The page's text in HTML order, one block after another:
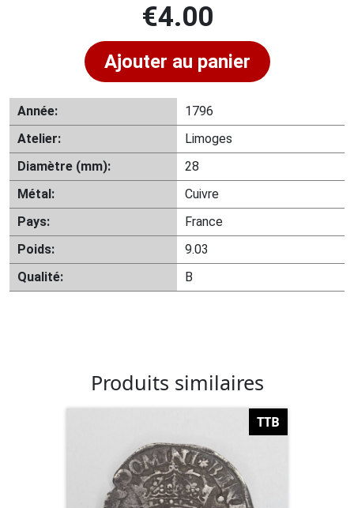
€4.00
Ajouter au panier
Année:
1796
Atelier:
Limoges
Diamètre (mm):
28
Métal:
Cuivre
Pays:
France
Poids:
9.03
Qualité:
B
Produits similaires
TTB